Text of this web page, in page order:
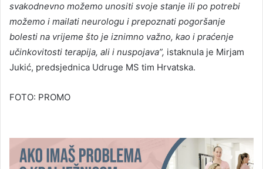
svakodnevno možemo unositi svoje stanje ili po potrebi
možemo i mailati neurologu i prepoznati pogoršanje
bolesti na vrijeme što je iznimno važno, kao i praćenje
učinkovitosti terapija, ali i nuspojava”, istaknula je Mirjam
Jukić, predsjednica Udruge MS tim Hrvatska.
FOTO: PROMO